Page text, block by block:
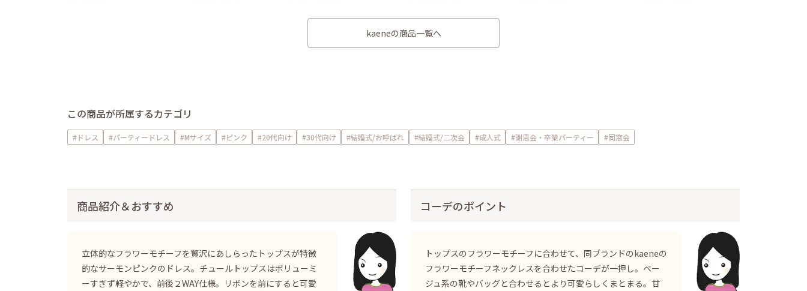
kaeneの商品一覧へ
この商品が所属するカテゴリ
#ドレス #パーティードレス #Mサイズ #ピンク #20代向け #30代向け #結婚式/お呼ばれ #結婚式/二次会 #成人式 #謝恩会・卒業パーティー #同窓会
商品紹介＆おすすめ
立体的なフラワーモチーフを贅沢にあしらったトップスが特徴
的なサーモンピンクのドレス。チュールトップスはボリューミ
ーすぎず軽やかで、前後２WAY仕様。リボンを前にすると可愛
コーデのポイント
トップスのフラワーモチーフに合わせて、同ブランドのkaeneの
フラワーモチーフネックレスを合わせたコーデが一押し。ベー
ジュ系の靴やバッグと合わせるとより可愛らしくまとまる。甘